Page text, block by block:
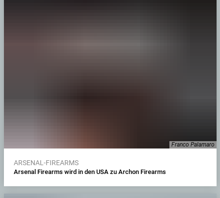
Franco Palamaro
ARSENAL-FIREARMS
Arsenal Firearms wird in den USA zu Archon Firearms